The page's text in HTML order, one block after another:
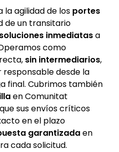
la agilidad de los portes
de un transitario
soluciones inmediatasa
como
sin intermediarios,
desde la
final. Cubrimos también
en Comunitat
sus envíos críticos
en el plazo
garantizadaen
cada solicitud.